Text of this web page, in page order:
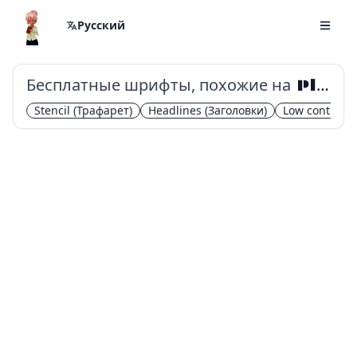
Русский
Бесплатные шрифты, похожие на Plaster
Stencil (Трафарет) Headlines (Заголовки) Low contrast